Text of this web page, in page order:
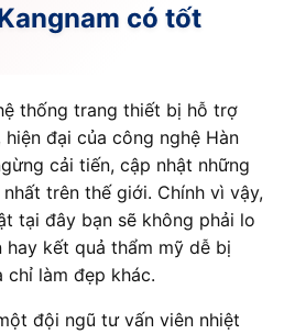
có tốt
thống trang thiết bị hỗ trợ
đại của công nghệ Hàn
cải tiến, cập nhật những
trên thế giới. Chính vì vậy,
tại đây bạn sẽ không phải lo
hay kết quả thẩm mỹ dễ bị
chỉ làm đẹp khác.
đội ngũ tư vấn viên nhiệt